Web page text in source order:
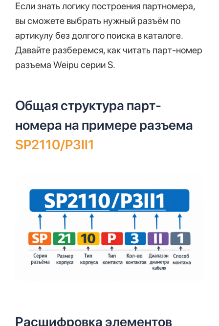
Если знать логику построения партномера,
вы сможете выбрать нужный разъём по
артикулу без долгого поиска в каталоге.
Давайте разберемся, как читать парт-номер
разъема Weipu серии S.
Общая структура парт-
номера на примере разъема
SP2110/P3II1
Расшифровка элементов